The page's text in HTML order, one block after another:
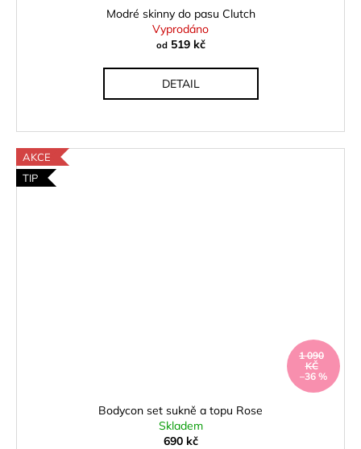
Modré skinny do pasu Clutch
Vyprodáno
od519 kč
DETAIL
AKCE
TIP
1 090
KČ
–36 %
Bodycon set sukně a topu Rose
Skladem
690 kč